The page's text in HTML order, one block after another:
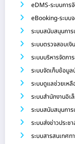
eDMS-ระบบการ
eBooking-ระบบ
ระบบสนับสนุนกา
ระบบตรวจสอบเ
ระบบบริหารจัดก
ระบบจัดเก็บข้อมู
ระบบดูแลช่วยเห
ระบบสำนักงานอิ
ระบบสนับสนุนกา
ระบบส่งข่าวประ
ระบบสารสนเทศท